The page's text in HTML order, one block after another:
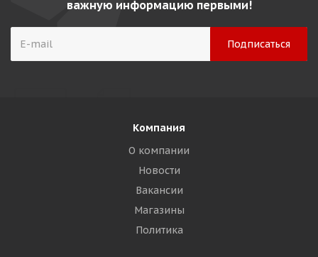
важную информацию первыми!
Компания
О компании
Новости
Вакансии
Магазины
Политика